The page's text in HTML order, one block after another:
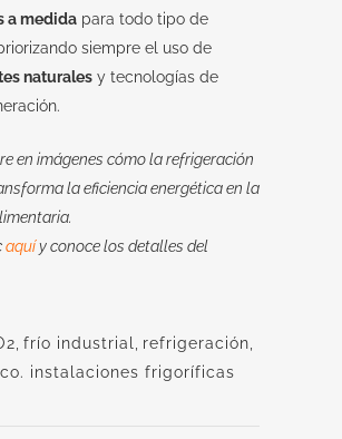
a medida para todo tipo de
siempre el uso de
naturales y tecnologías de
en imágenes cómo la refrigeración
la eficiencia energética en la
aquíy conoce los detalles del
frío industrial refrigeración
instalaciones frigoríficas